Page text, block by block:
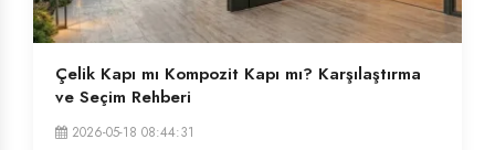
Çelik Kapı mı Kompozit Kapı mı? Karşılaştırma
ve Seçim Rehberi
2026-05-18 08:44:31